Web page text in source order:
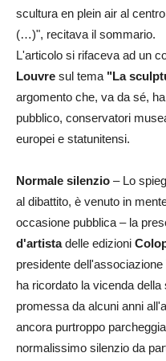
scultura en plein air al
(…)", recitava il sommario.
L'articolo si rifaceva ad un
Louvre sul tema "La
argomento che, va da sé,
pubblico, conservatori
europei e statunitensi.
Normale silenzio – Lo
al dibattito, è venuto in
occasione pubblica – la
d'artistadelle edizioni
presidente
ha ricordato la vicenda della
promessa da alcuni anni
ancora purtroppo
normalissimo silenzio da